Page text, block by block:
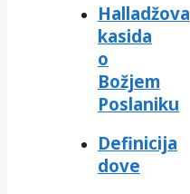
Halladžova
kasida
o
Božjem
Poslaniku
Definicija
dove